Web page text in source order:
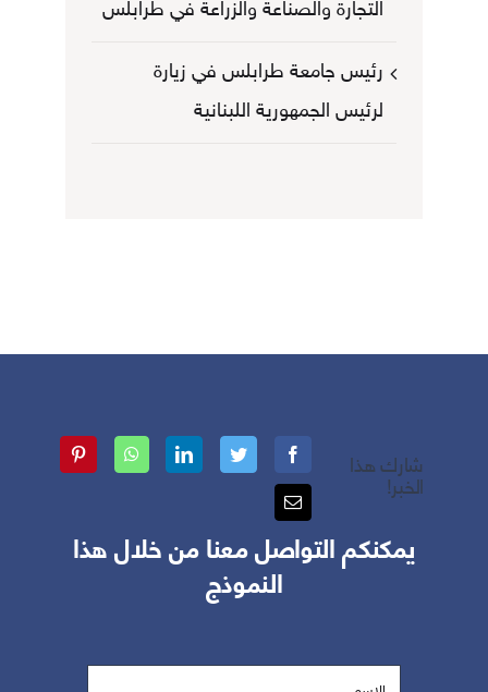
التجارة والصناعة والزراعة في طرابلس
رئيس جامعة طرابلس في زيارة
لرئيس الجمهورية اللبنانية
شارك هذا
الخبر!
يمكنكم التواصل معنا من خلال هذا
النموذج